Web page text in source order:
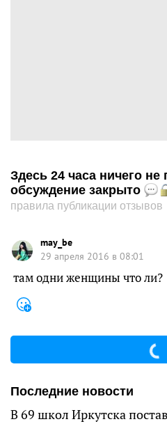
Здесь 24 часа ничего
обсуждение закрыто
правила публикации отзывов
may_be
29 апреля 2016 в 08:01
там одни женщины что ли?
Последние новости
В 69 школ Иркутска